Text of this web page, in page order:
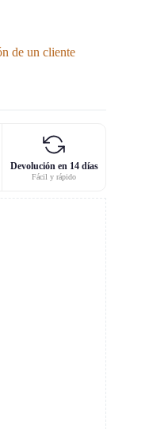
de un cliente
Devolución en 14 días
Fácil y rápido